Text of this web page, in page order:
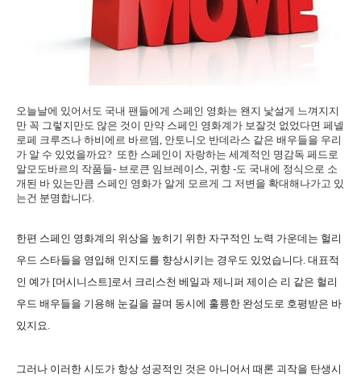
오늘날에 있어서도 국내 팬들에게 스페인 영화는 왠지 낯설게 느껴지지
만 꼭 그렇지만도 않은 것이 만약 스페인 영화계가 보잘것 없었다면 페넬
로페 크루즈나 하비에르 바르뎀, 안토니오 반데라스 같은 배우들을 우리
가 알 수 있었을까요? 또한 스페인이 자랑하는 세계적인 명감독 페드로
알모도바르의 작품들- 브로큰 임브레이스, 귀향 -도 국내에 정식으로 소
개된 바 있는만큼 스페인 영화가 알게 모르게 그 저변을 확대해나가고 있
는건 분명합니다.
한편 스페인 영화계의 위상을 높히기 위한 자구적인 노력 가운데는 헐리
우드 스타들을 영입해 인지도를 향상시키는 경우도 있었습니다. 대표적
인 예가 [머시니스트]로서 크리스천 베일과 제니퍼 제이슨 리 같은 헐리
우드 배우들을 기용해 눈길을 끌며 동시에 훌륭한 완성도로 호평받은 바
있지요.
그러나 이러한 시도가 항상 성공적인 것은 아니어서 때론 괴작을 탄생시